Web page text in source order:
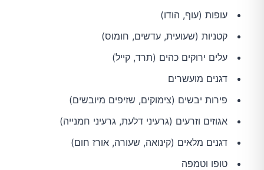
עופות (עוף, הודו)
קטניות (שעועית, עדשים, חומוס)
עלים ירוקים כהים (תרד, קייל)
דגנים מועשרים
פירות יבשים (צימוקים, שזיפים מיובשים)
אגוזים וזרעים (גרעיני דלעת, גרעיני חמנייה)
דגנים מלאים (קינואה, שעורה, אורז חום)
טופו וטמפה